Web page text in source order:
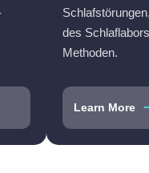
des
Methoden.
Learn More